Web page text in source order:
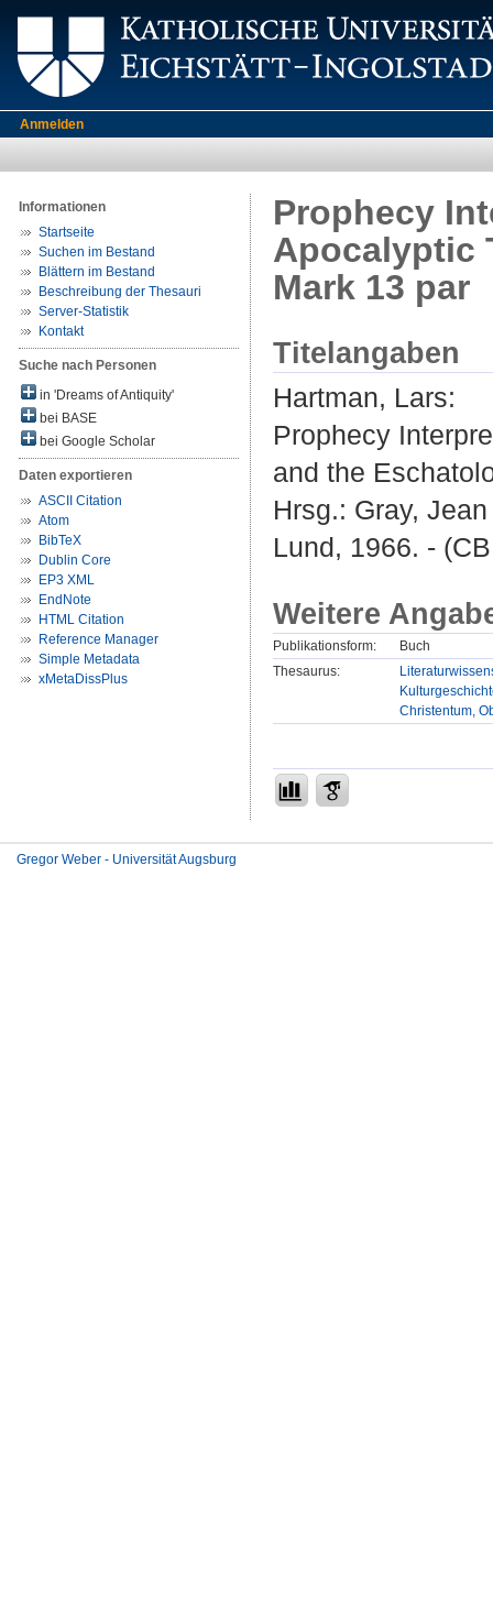
Anmelden
Informationen
Startseite
Suchen im Bestand
Blättern im Bestand
Beschreibung der Thesauri
Server-Statistik
Kontakt
Suche nach Personen
in 'Dreams of Antiquity'
bei BASE
bei Google Scholar
Daten exportieren
ASCII Citation
Atom
BibTeX
Dublin Core
EP3 XML
EndNote
HTML Citation
Reference Manager
Simple Metadata
xMetaDissPlus
Prophecy
Apocalyptic
Mark 13 par
Titelangaben
Hartman, Lars:
Prophecy
and the
Hrsg.: Gray, Jean
Lund, 1966. -
Weitere
Publikationsform:
Buch
Thesaurus:
Christentum,
Gregor Weber - Universität Augsburg